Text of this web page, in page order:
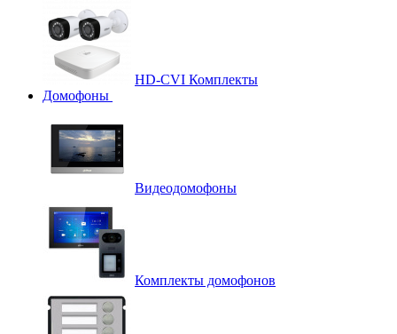
HD-CVI Комплекты
Домофоны
Видеодомофоны
Комплекты домофонов